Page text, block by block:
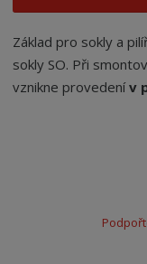
Základ pro sokly a
sokly SO. Při
vznikne provedenív